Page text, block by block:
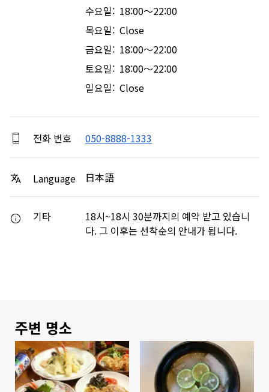
수요일: 18:00～22:00
목요일: Close
금요일: 18:00～22:00
토요일: 18:00～22:00
일요일: Close
전화 번호 050-8888-1333
Language 日本語
기타
18시~18시 30분까지의 예약 받고 있습니
다. 그 이후는 선착순의 안내가 됩니다.
주변 명소